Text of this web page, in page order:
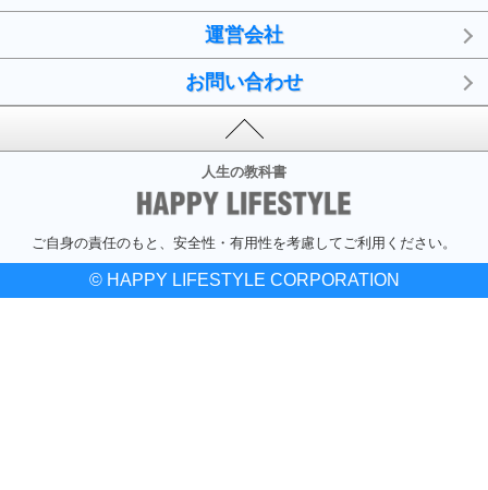
運営会社
お問い合わせ
人生の教科書
ご自身の責任のもと、安全性・有用性を考慮してご利用ください。
© HAPPY LIFESTYLE CORPORATION